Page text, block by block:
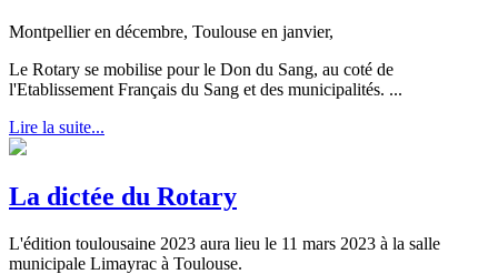
Montpellier en décembre, Toulouse en janvier,
Le Rotary se mobilise pour le Don du Sang, au coté de
l'Etablissement Français du Sang et des municipalités. ...
Lire la suite...
La dictée du Rotary
L'édition toulousaine 2023 aura lieu le 11 mars 2023 à la salle
municipale Limayrac à Toulouse.